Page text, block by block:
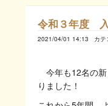
令和３年度
2021/04/01 14:13 カテ
今年も12名の新
りました！